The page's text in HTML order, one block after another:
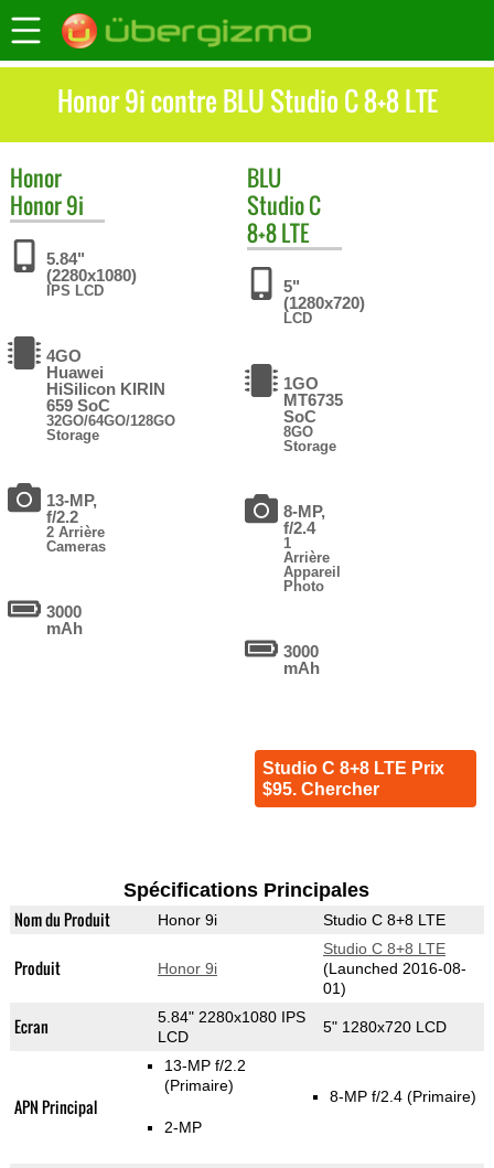
Honor 9i contre BLU Studio C 8+8 LTE
Honor
Honor 9i
5.84"
(2280x1080)
IPS LCD
4GO
Huawei
HiSilicon KIRIN
659 SoC
32GO/64GO/128GO
Storage
13-MP,
f/2.2
2 Arrière
Cameras
3000
mAh
BLU
Studio C
8+8 LTE
5"
(1280x720)
LCD
1GO
MT6735
SoC
8GO
Storage
8-MP,
f/2.4
1
Arrière
Appareil
Photo
3000
mAh
Studio C 8+8 LTE Prix
$95. Chercher
Spécifications Principales
Nom du Produit Honor 9i Studio C 8+8 LTE
Produit Honor 9i
Studio C 8+8 LTE
(Launched 2016-08-
01)
Ecran
5.84" 2280x1080 IPS
LCD
5" 1280x720 LCD
APN Principal
13-MP f/2.2
(Primaire)
2-MP
8-MP f/2.4 (Primaire)